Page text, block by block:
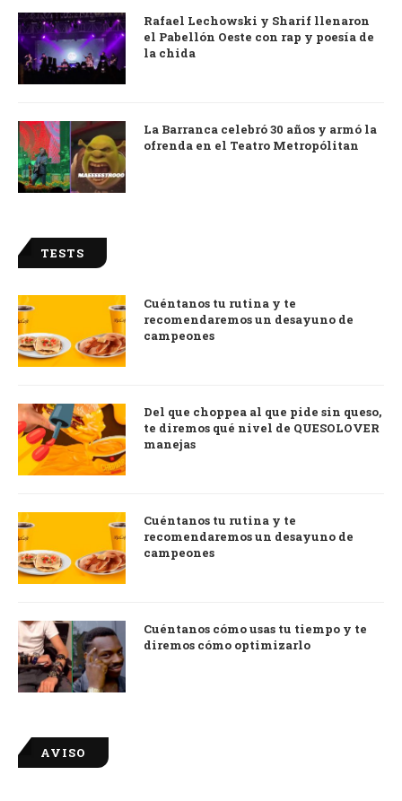
Rafael Lechowski y Sharif llenaron
el Pabellón Oeste con rap y poesía de
la chida
La Barranca celebró 30 años y armó la
ofrenda en el Teatro Metropólitan
TESTS
Cuéntanos tu rutina y te
recomendaremos un desayuno de
campeones
Del que choppea al que pide sin queso,
te diremos qué nivel de QUESOLOVER
manejas
Cuéntanos tu rutina y te
recomendaremos un desayuno de
campeones
Cuéntanos cómo usas tu tiempo y te
diremos cómo optimizarlo
AVISO